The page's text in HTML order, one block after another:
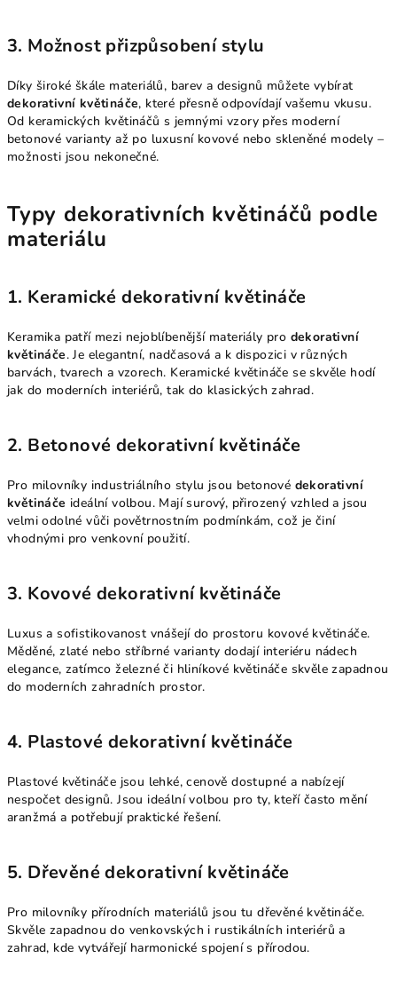
3. Možnost přizpůsobení stylu
Díky široké škále materiálů, barev a designů můžete vybírat
dekorativní květináče, které přesně odpovídají vašemu vkusu.
Od keramických květináčů s jemnými vzory přes moderní
betonové varianty až po luxusní kovové nebo skleněné modely –
možnosti jsou nekonečné.
Typy dekorativních květináčů podle
materiálu
1. Keramické dekorativní květináče
Keramika patří mezi nejoblíbenější materiály pro dekorativní
květináče. Je elegantní, nadčasová a k dispozici v různých
barvách, tvarech a vzorech. Keramické květináče se skvěle hodí
jak do moderních interiérů, tak do klasických zahrad.
2. Betonové dekorativní květináče
Pro milovníky industriálního stylu jsou betonové dekorativní
květináče ideální volbou. Mají surový, přirozený vzhled a jsou
velmi odolné vůči povětrnostním podmínkám, což je činí
vhodnými pro venkovní použití.
3. Kovové dekorativní květináče
Luxus a sofistikovanost vnášejí do prostoru kovové květináče.
Měděné, zlaté nebo stříbrné varianty dodají interiéru nádech
elegance, zatímco železné či hliníkové květináče skvěle zapadnou
do moderních zahradních prostor.
4. Plastové dekorativní květináče
Plastové květináče jsou lehké, cenově dostupné a nabízejí
nespočet designů. Jsou ideální volbou pro ty, kteří často mění
aranžmá a potřebují praktické řešení.
5. Dřevěné dekorativní květináče
Pro milovníky přírodních materiálů jsou tu dřevěné květináče.
Skvěle zapadnou do venkovských i rustikálních interiérů a
zahrad, kde vytvářejí harmonické spojení s přírodou.